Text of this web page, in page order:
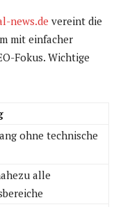
news.de vereint die
mit einfacher
Fokus. Wichtige
ohne technische
alle